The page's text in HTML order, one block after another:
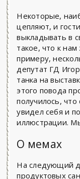
Некоторые,
цепляют, и
выкладывать в
такое, что к
примеру,
депутат ГД
танка на
этого повода
получилось,
увидел себя и
иллюстрации.
О мемах
На следующий
продуктовых